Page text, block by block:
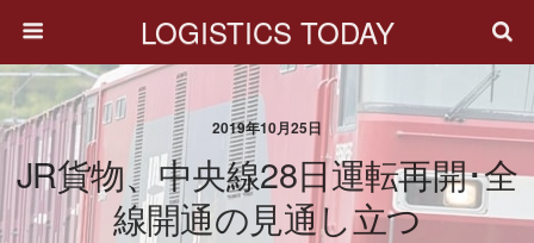
LOGISTICS TODAY
2019年10月25日
JR貨物、中央線28日運転再開･全
線開通の見通し立つ